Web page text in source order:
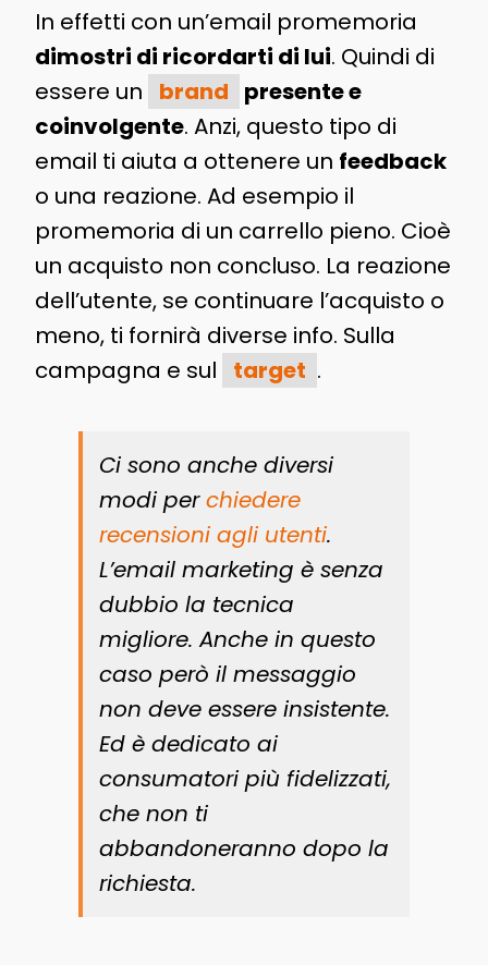
In effetti con un’email promemoria
dimostri di ricordarti di lui. Quindi di
essere un
brand presente e
coinvolgente. Anzi, questo tipo di
email ti aiuta a ottenere un feedback
o una reazione. Ad esempio il
promemoria di un carrello pieno. Cioè
un acquisto non concluso. La reazione
dell’utente, se continuare l’acquisto o
meno, ti fornirà diverse info. Sulla
campagna e sul
target .
Ci sono anche diversi
modi perchiedere
recensioni agli utenti.
L’email marketing è senza
dubbio la tecnica
migliore. Anche in questo
caso però il messaggio
non deve essere insistente.
Ed è dedicato ai
consumatori più fidelizzati,
che non ti
abbandoneranno dopo la
richiesta.